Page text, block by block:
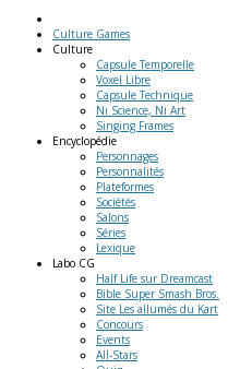
Culture Games
Culture
Capsule Temporelle
Voxel Libre
Capsule Technique
Ni Science, Ni Art
Singing Frames
Encyclopédie
Personnages
Personnalités
Plateformes
Sociétés
Salons
Séries
Lexique
Labo CG
Half Life sur Dreamcast
Bible Super Smash Bros.
Site Les allumés du Kart
Concours
Events
All-Stars